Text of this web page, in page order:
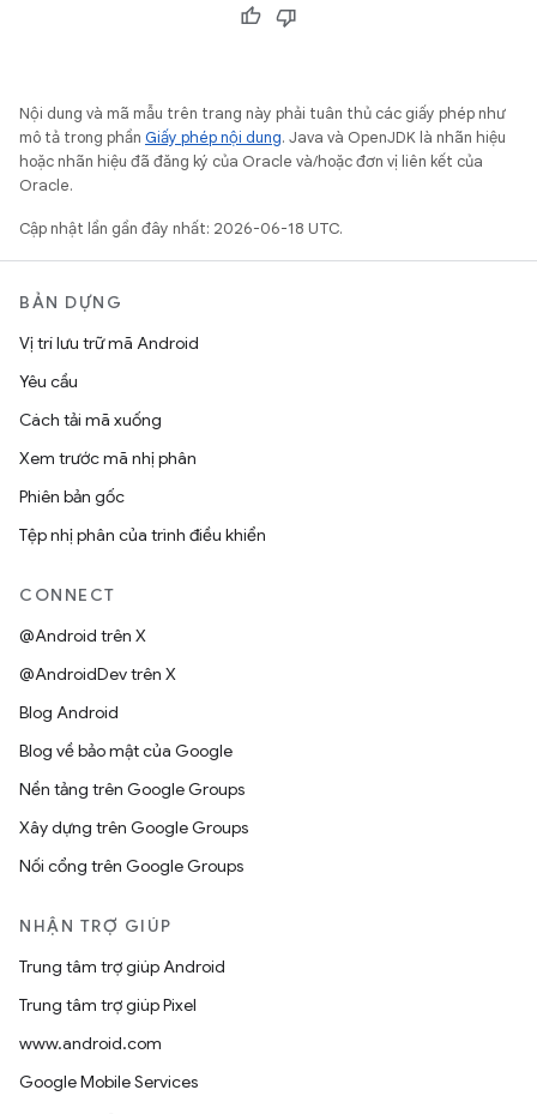
Nội dung và mã mẫu trên trang này phải tuân thủ các giấy phép như
mô tả trong phần Giấy phép nội dung. Java và OpenJDK là nhãn hiệu
hoặc nhãn hiệu đã đăng ký của Oracle và/hoặc đơn vị liên kết của
Oracle.
Cập nhật lần gần đây nhất: 2026-06-18 UTC.
BẢN DỰNG
Vị trí lưu trữ mã Android
Yêu cầu
Cách tải mã xuống
Xem trước mã nhị phân
Phiên bản gốc
Tệp nhị phân của trình điều khiển
CONNECT
@Android trên X
@AndroidDev trên X
Blog Android
Blog về bảo mật của Google
Nền tảng trên Google Groups
Xây dựng trên Google Groups
Nối cổng trên Google Groups
NHẬN TRỢ GIÚP
Trung tâm trợ giúp Android
Trung tâm trợ giúp Pixel
www.android.com
Google Mobile Services